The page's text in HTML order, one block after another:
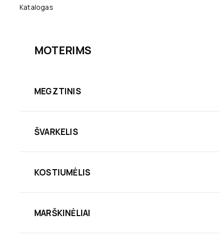
Katalogas
MOTERIMS
MEGZTINIS
ŠVARKELIS
KOSTIUMĖLIS
MARŠKINĖLIAI